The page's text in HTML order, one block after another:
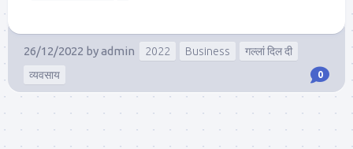
26/12/2022 byadmin 2022 Business
गल्लां दिल दी
व्यवसाय
0